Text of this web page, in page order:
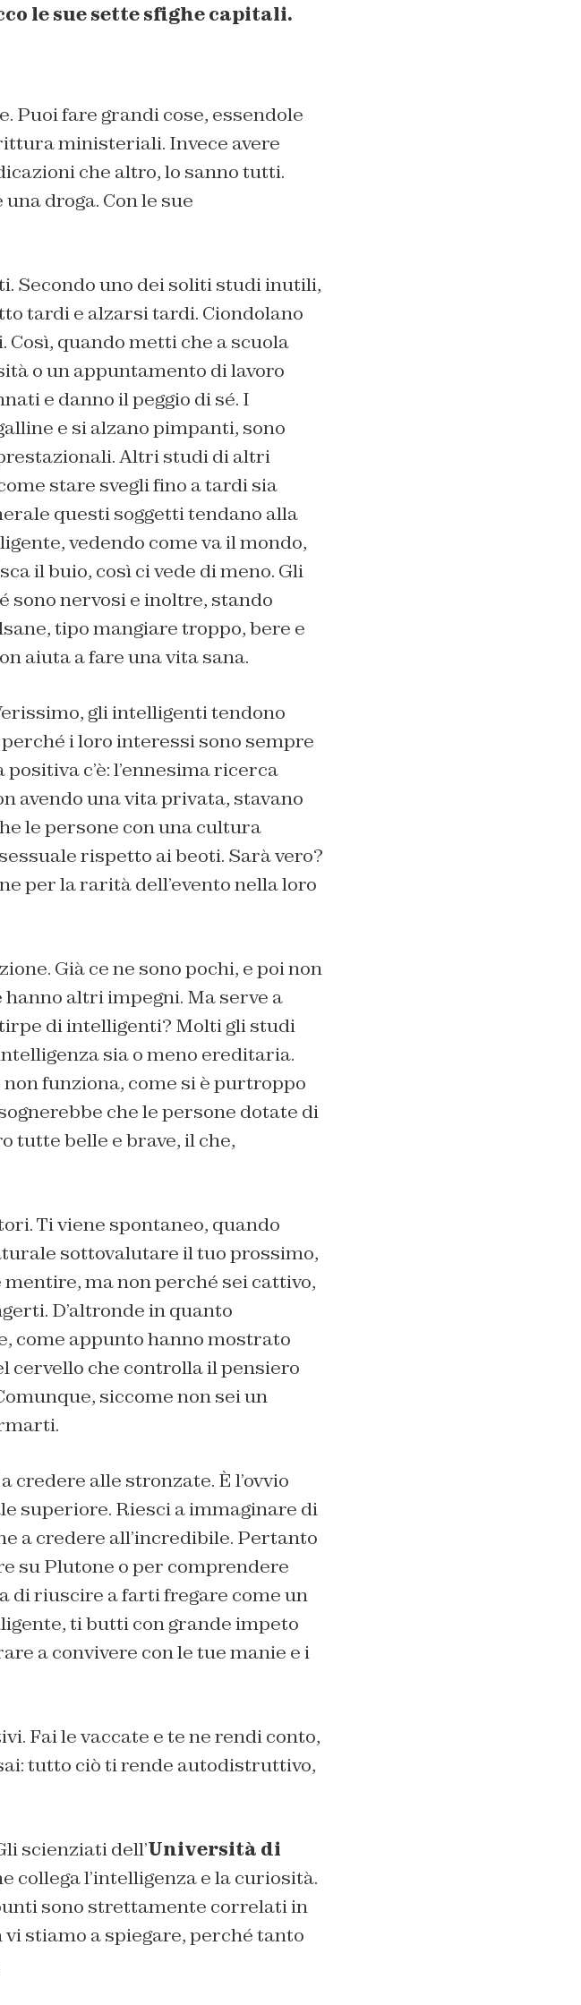
le sue sette sfighe capitali.
Puoi fare grandi cose, essendole
ministeriali. Invece avere
che altro, lo sanno tutti.
droga. Con le sue
Secondo uno dei soliti studi inutili,
tardi e alzarsi tardi. Ciondolano
quando metti che a scuola
o un appuntamento di lavoro
e danno il peggio di sé. I
e si alzano pimpanti, sono
Altri studi di altri
stare svegli fino a tardi sia
questi soggetti tendano alla
vedendo come va il mondo,
il buio, così ci vede di meno. Gli
sono nervosi e inoltre, stando
tipo mangiare troppo, bere e
aiuta a fare una vita sana.
gli intelligenti tendono
i loro interessi sono sempre
c’è: l’ennesima ricerca
avendo una vita privata, stavano
le persone con una cultura
rispetto ai beoti. Sarà vero?
per la rarità dell’evento nella loro
Già ce ne sono pochi, e poi non
altri impegni. Ma serve a
di intelligenti? Molti gli studi
sia o meno ereditaria.
funziona, come si è purtroppo
che le persone dotate di
tutte belle e brave, il che,
Ti viene spontaneo, quando
sottovalutare il tuo prossimo,
ma non perché sei cattivo,
D’altronde in quanto
come appunto hanno mostrato
cervello che controlla il pensiero
siccome non sei un
alle stronzate. È l’ovvio
superiore. Riesci a immaginare di
a credere all’incredibile. Pertanto
su Plutone o per comprendere
di riuscire a farti fregare come un
ti butti con grande impeto
a convivere con le tue manie e i
Fai le vaccate e te ne rendi conto,
tutto ciò ti rende autodistruttivo,
scienziati dell’Università di
collega l’intelligenza e la curiosità.
sono strettamente correlati in
stiamo a spiegare, perché tanto